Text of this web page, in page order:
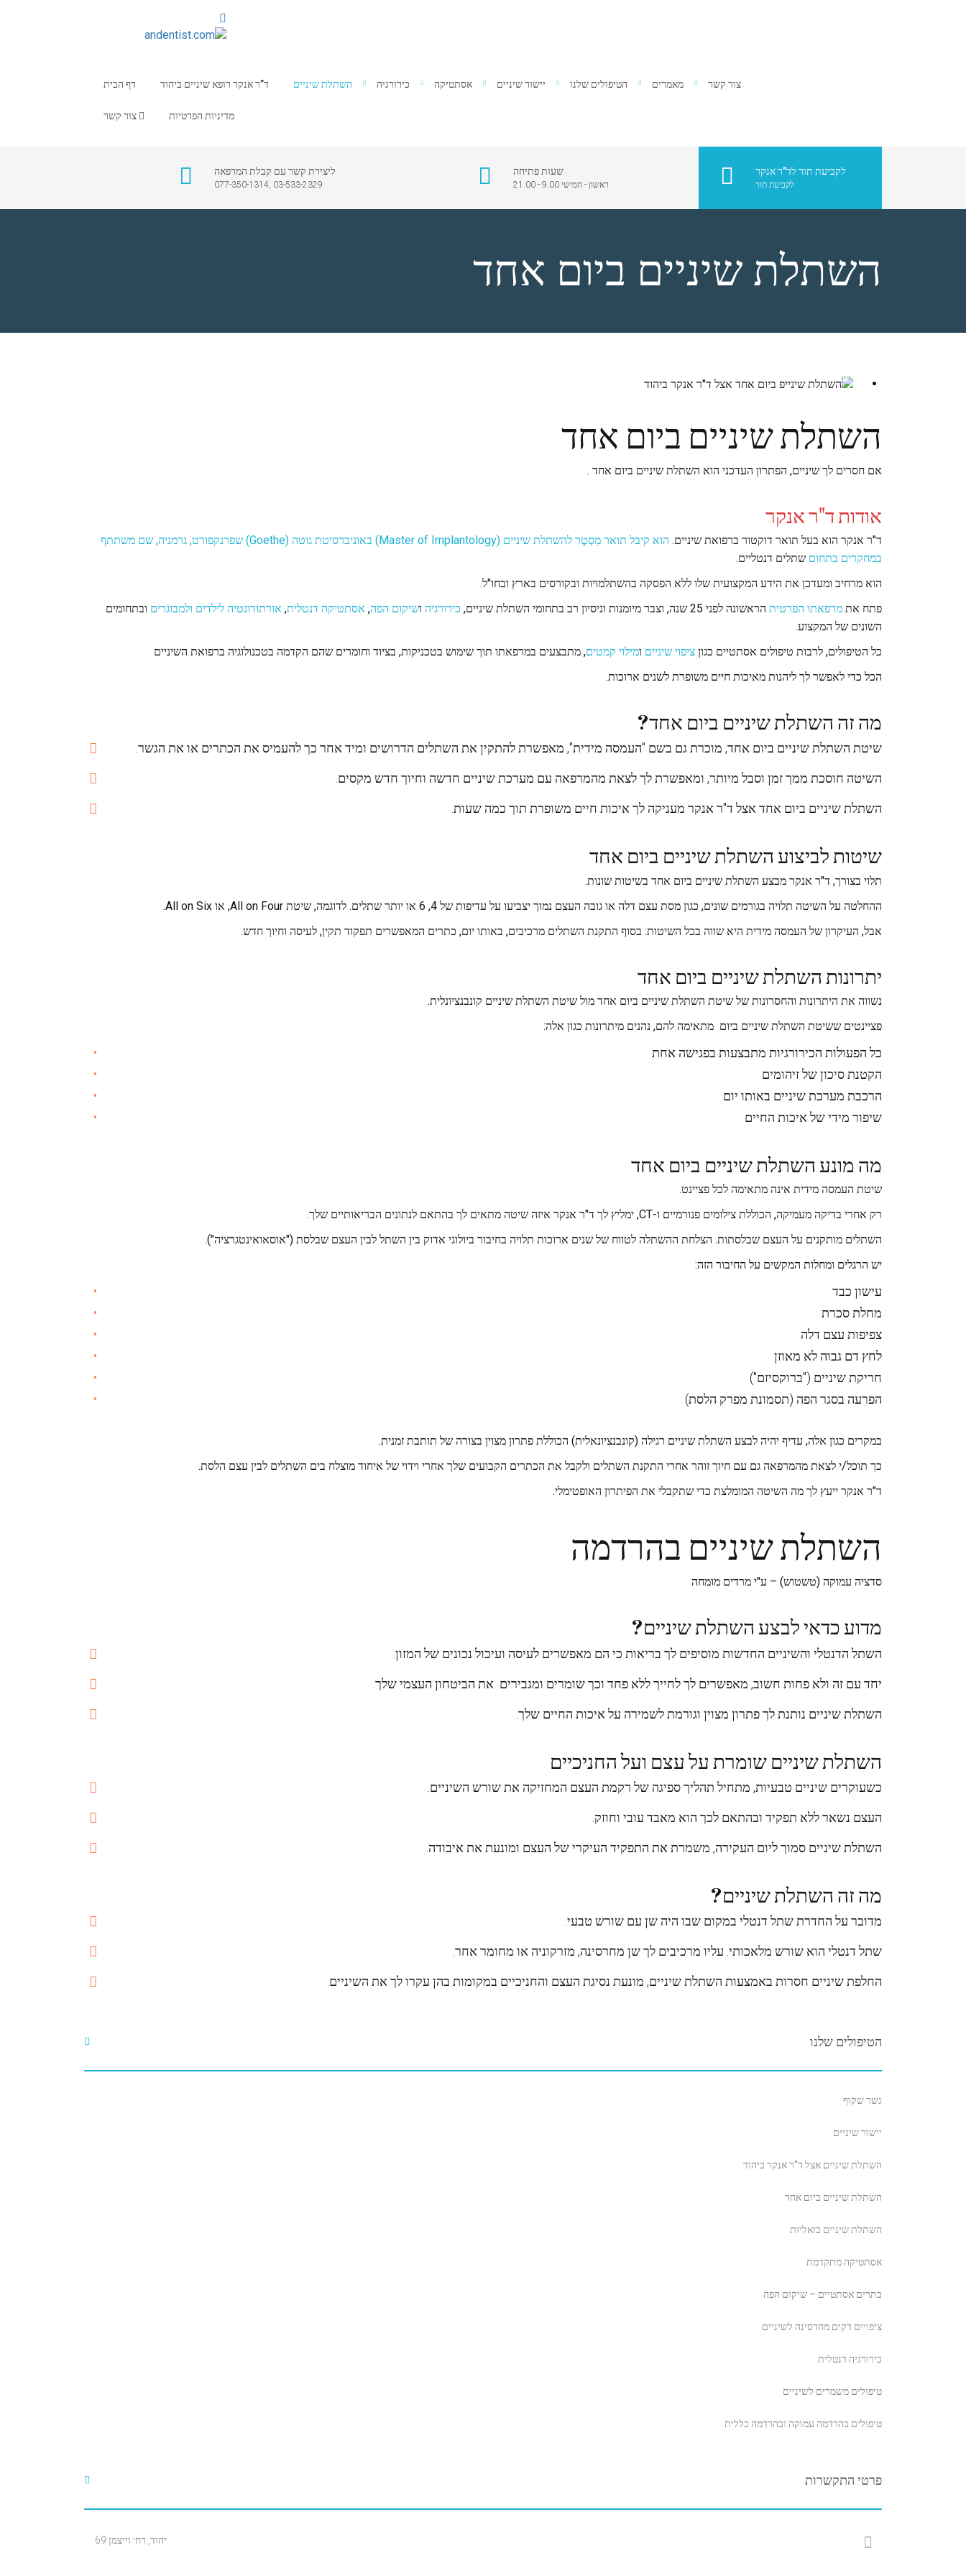
דף הבית ד”ר אנקר רופא שיניים ביהוד השתלת שיניים כירורגיה אסתטיקה יישור שיניים הטיפולים שלנו מאמרים צור קשר
צור קשר מדיניות הפרטיות
ליצירת קשר עם קבלת המרפאה
03-533-2329 ,077-350-1314
שעות פתיחה
ראשון - חמישי 9.00 - 21.00
לקביעת תור לד"ר אנקר
לקביעת תור
השתלת שיניים ביום אחד
השתלת שיניים ביום אחד
אם חסרים לך שיניים, הפתרון העדכני הוא השתלת שיניים ביום אחד .
אודות ד"ר אנקר
ד"ר אנקר הוא בעל תואר דוקטור ברפואת שיניים.
הוא קיבל תואר מַסְטֶר להשתלת שיניים (Master of Implantology) באוניברסיטת גוטה (Goethe) שפרנקפורט, גרמניה, שם משתתף
במחקרים בתחום שתלים דנטליים.
הוא מרחיב ומעדכן את הידע המקצועית שלו ללא הפסקה בהשתלמויות ובקורסים בארץ ובחו"ל.
פתח את מרפאתו הפרטית הראשונה לפני 25 שנה, וצבר מיומנות וניסיון רב בתחומי השתלת שיניים, כירורגיה ושיקום הפה, אסתטיקה דנטלית, אורתודונטיה לילדים ולמבוגרים ובתחומים
השונים של המקצוע.
כל הטיפולים, לרבות טיפולים אסתטיים כגון ציפוי שיניים ומילוי קמטים, מתבצעים במרפאתו תוך שימוש בטכניקות, בציוד וחומרים שהם הקדמה בטכנולוגיה ברפואת השיניים
הכל כדי לאפשר לך ליהנות מאיכות חיים משופרת לשנים ארוכות.
מה זה השתלת שיניים ביום אחד?
שיטת השתלת שיניים ביום אחד, מוכרת גם בשם "העמסה מידית", מאפשרת להתקין את השתלים הדרושים ומיד אחר כך להעמיס את הכתרים או את הגשר.
השיטה חוסכת ממך זמן וסבל מיותר, ומאפשרת לך לצאת מהמרפאה עם מערכת שיניים חדשה וחיוך חדש מקסים.
השתלת שיניים ביום אחד אצל ד"ר אנקר מעניקה לך איכות חיים משופרת תוך כמה שעות.
שיטות לביצוע השתלת שיניים ביום אחד
תלוי בצורך, ד"ר אנקר מבצע השתלת שיניים ביום אחד בשיטות שונות.
ההחלטה על השיטה תלויה בגורמים שונים, כגון מסת עצם דלה או גובה העצם נמוך יצביעו על עדיפות של 4, 6 או יותר שתלים. לדוגמה, שיטת All on Four, או All on Six.
אבל, העיקרון של העמסה מידית היא שווה בכל השיטות: בסוף התקנת השתלים מרכיבים, באותו יום, כתרים המאפשרים תפקוד תקין, לעיסה וחיוך חדש.
יתרונות השתלת שיניים ביום אחד
נשווה את היתרונות והחסרונות של שיטת השתלת שיניים ביום אחד מול שיטת השתלת שיניים קונבנציונלית.
פציינטים ששיטת השתלת שיניים ביום מתאימה להם, נהנים מיתרונות כגון אלה:
כל הפעולות הכירורגיות מתבצעות בפגישה אחת
הקטנת סיכון של זיהומים
הרכבת מערכת שיניים באותו יום
שיפור מידי של איכות החיים
מה מונע השתלת שיניים ביום אחד
שיטת העמסה מידית אינה מתאימה לכל פציינט.
רק אחרי בדיקה מעמיקה, הכוללת צילומים פנורמיים ו-CT, ימליץ לך ד"ר אנקר איזה שיטה מתאים לך בהתאם לנתונים הבריאותיים שלך.
השתלים מותקנים על העצם שבלסתות. הצלחת ההשתלה לטווח של שנים ארוכות תלויה בחיבור ביולוגי אדוק בין השתל לבין העצם שבלסת ("אוסאואינטגרציה").
יש הרגלים ומחלות המקשים על החיבור הזה:
עישון כבד
מחלת סכרת
צפיפות עצם דלה
לחץ דם גבוה לא מאוזן
חריקת שיניים ("ברוקסיזם")
הפרעה בסגר הפה (תסמונת מפרק הלסת)
במקרים כגון אלה, עדיף יהיה לבצע השתלת שיניים רגילה (קונבנציונאלית) הכוללת פתרון מצוין בצורה של תותבת זמנית.
כך תוכל/י לצאת מהמרפאה גם עם חיוך זוהר אחרי התקנת השתלים ולקבל את הכתרים הקבועים שלך אחרי וידוי של איחוד מוצלח בים השתלים לבין עצם הלסת.
ד"ר אנקר ייעץ לך מה השיטה המומלצת כדי שתקבלי את הפיתרון האופטימלי.
השתלת שיניים בהרדמה
סדציה עמוקה (טשטוש) – ע"י מרדים מומחה
מדוע כדאי לבצע השתלת שיניים?
השתל הדנטלי והשיניים החדשות מוסיפים לך בריאות כי הם מאפשרים לעיסה ועיכול נכונים של המזון.
יחד עם זה ולא פחות חשוב, מאפשרים לך לחייך ללא פחד וכך שומרים ומגבירים את הביטחון העצמי שלך.
השתלת שיניים נותנת לך פתרון מצוין וגורמת לשמירה על איכות החיים שלך.
השתלת שיניים שומרת על עצם ועל החניכיים
כשעוקרים שיניים טבעיות, מתחיל תהליך ספיגה של רקמת העצם המחזיקה את שורש השיניים.
העצם נשאר ללא תפקיד ובהתאם לכך הוא מאבד עובי וחוזק.
השתלת שיניים סמוך ליום העקירה, משמרת את התפקיד העיקרי של העצם ומונעת את איבודה.
מה זה השתלת שיניים?
מדובר על החדרת שתל דנטלי במקום שבו היה שן עם שורש טבעי.
שתל דנטלי הוא שורש מלאכותי. עליו מרכיבים לך שן מחרסינה, מזרקוניה או מחומר אחר.
החלפת שיניים חסרות באמצעות השתלת שיניים, מונעת נסיגת העצם והחניכיים במקומות בהן עקרו לך את השיניים.
הטיפולים שלנו
גשר שקוף
יישור שיניים
השתלת שיניים אצל ד"ר אנקר ביהוד
השתלת שיניים ביום אחד
השתלת שיניים בזאליות
אסתטיקה מתקדמת
כתרים אסתטיים – שיקום הפה
ציפויים דקים מחרסינה לשיניים
כירורגיה דנטלית
טיפולים משמרים לשיניים
טיפולים בהרדמה עמוקה ובהרדמה כללית
פרטי התקשרות
יהוד, רח׳ וייצמן 69